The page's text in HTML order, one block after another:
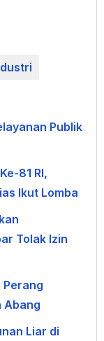
Publik
81 RI,
Ikut Lomba
Tolak Izin
Perang
Abang
Liar di